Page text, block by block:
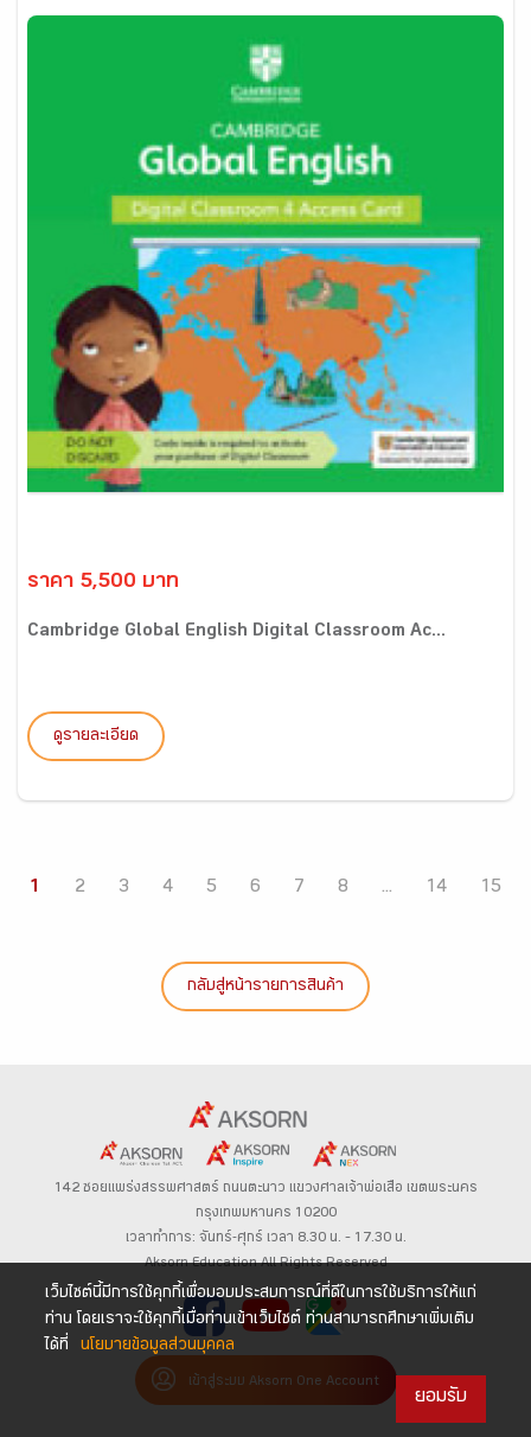
ราคา 5,500 บาท
Cambridge Global English Digital Classroom Ac...
ดูรายละเอียด
1 2 3 4 5 6 7 8 ... 14 15
กลับสู่หน้ารายการสินค้า
142 ซอยแพร่งสรรพศาสตร์ ถนนตะนาว แขวงศาลเจ้าพ่อเสือ เขตพระนคร
กรุงเทพมหานคร 10200
เวลาทำการ: จันทร์-ศุกร์ เวลา 8.30 น. – 17.30 น.
Aksorn Education All Rights Reserved
เข้าสู่ระบบ Aksorn One Account
เว็บไซต์นี้มีการใช้คุกกี้เพื่อมอบประสบการณ์ที่ดีในการใช้บริการให้แก่
ท่าน โดยเราจะใช้คุกกี้เมื่อท่านเข้าเว็บไซต์ ท่านสามารถศึกษาเพิ่มเติม
ได้ที่
นโยบายข้อมูลส่วนบุคคล
ยอมรับ